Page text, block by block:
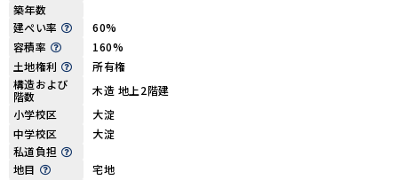
築年数
建ぺい率
60%
容積率
160%
土地権利
所有権
構造および
階数
木造 地上2階建
小学校区
大淀
中学校区
大淀
私道負担
地目
宅地